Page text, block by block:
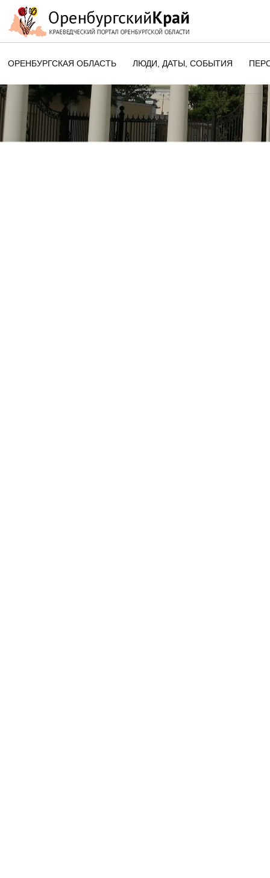
ОРЕНБУРГСКАЯ ОБЛАСТЬ ЛЮДИ, ДАТЫ, CОБЫТИЯ
ЭТОТ ДЕНЬ В ИСТОРИИ
ОРЕНБУРГСКОГО КРАЯ
ПАМЯТНЫЕ ДАТЫ
ОБЛАСТИ